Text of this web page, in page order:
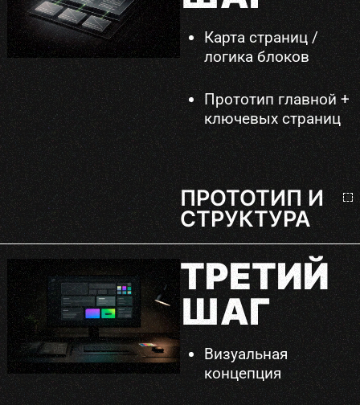
Карта страниц /
логика блоков
Прототип главной +
ключевых страниц
ПРОТОТИП И
СТРУКТУРА
ТРЕТИЙ
ШАГ
Визуальная
концепция